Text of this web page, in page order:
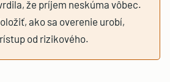
že príjem neskúma vôbec.
ako sa overenie urobí,
od rizikového.